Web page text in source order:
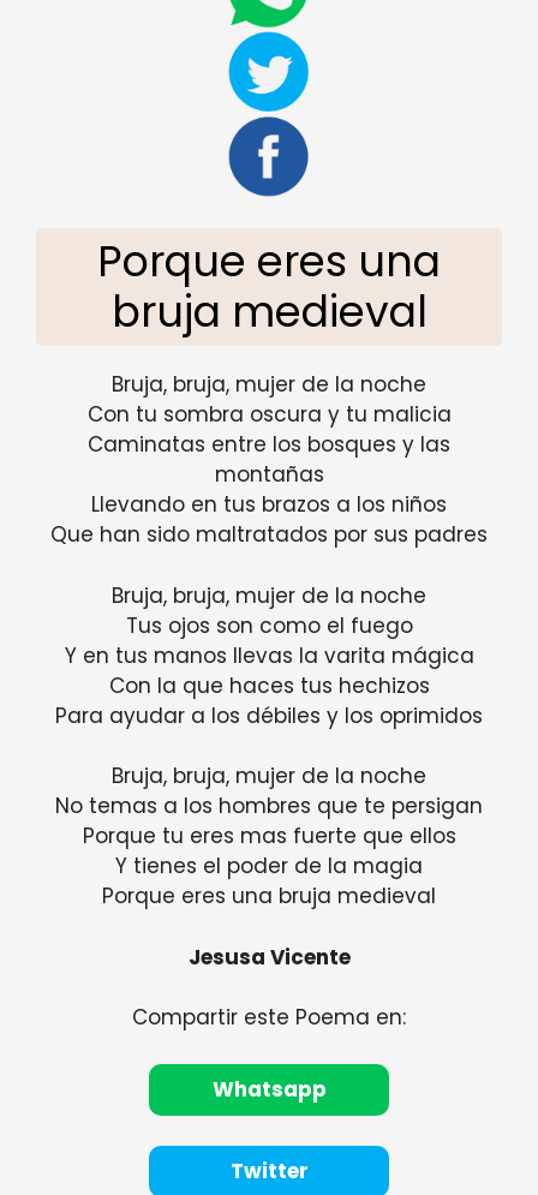
Porque eres una
bruja medieval
Bruja, bruja, mujer de la noche
Con tu sombra oscura y tu malicia
Caminatas entre los bosques y las
montañas
Llevando en tus brazos a los niños
Que han sido maltratados por sus padres
Bruja, bruja, mujer de la noche
Tus ojos son como el fuego
Y en tus manos llevas la varita mágica
Con la que haces tus hechizos
Para ayudar a los débiles y los oprimidos
Bruja, bruja, mujer de la noche
No temas a los hombres que te persigan
Porque tu eres mas fuerte que ellos
Y tienes el poder de la magia
Porque eres una bruja medieval
Jesusa Vicente
Compartir este Poema en:
Whatsapp
Twitter